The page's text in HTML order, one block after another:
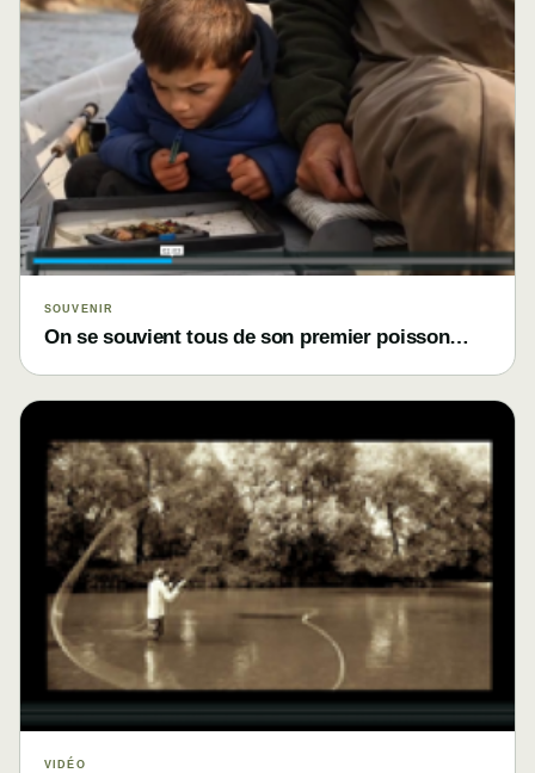
SOUVENIR
On se souvient tous de son premier poisson…
VIDÉO